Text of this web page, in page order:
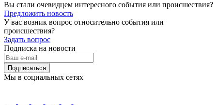
Вы стали очевидцем интересного события или происшествия?
Предложить новость
У вас возник вопрос относительно события или
происшествия?
Задать вопрос
Подписка на новости
Подписаться
Мы в социальных сетях